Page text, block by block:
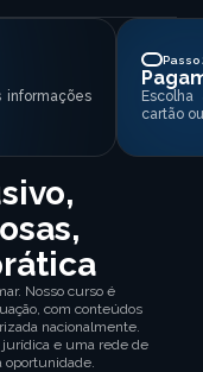
informações
Passo
cartão
Nosso curso é
com conteúdos
nacionalmente.
jurídica e uma rede de
oportunidade.